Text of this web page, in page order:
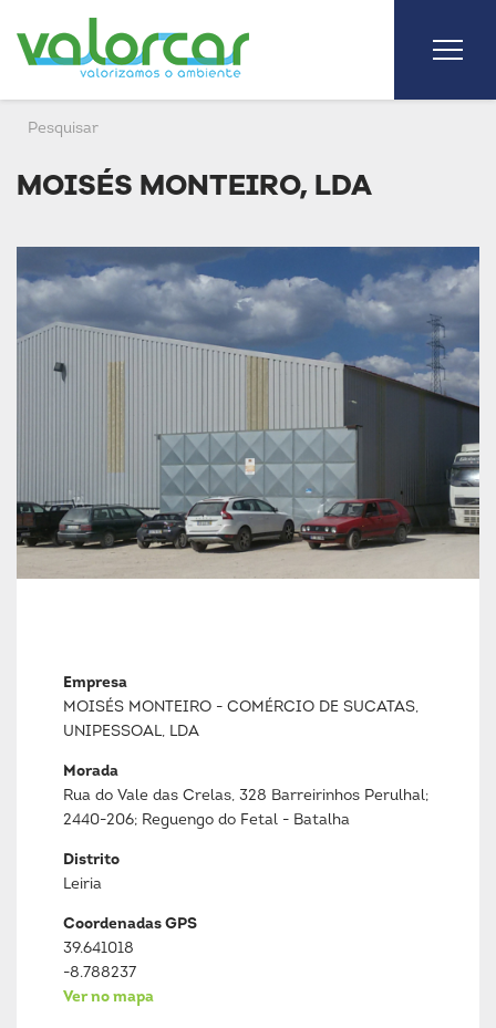
MOISÉS MONTEIRO, LDA
Empresa
MOISÉS MONTEIRO - COMÉRCIO DE SUCATAS,
UNIPESSOAL, LDA
Morada
Rua do Vale das Crelas, 328 Barreirinhos Perulhal;
2440-206; Reguengo do Fetal - Batalha
Distrito
Leiria
Coordenadas GPS
39.641018
-8.788237
Ver no mapa